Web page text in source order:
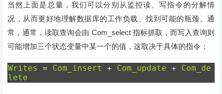
当然上面是总量，我们可以分别从监控读、写指令的分解情
况，从而更好地理解数据库的工作负载、找到可能的瓶颈。通
常，通常，读取查询会由 Com_select 指标抓取，而写入查询则
可能增加三个状态变量中某一个的值，这取决于具体的指令：
Writes = Com_insert + Com_update +
Com_de
lete